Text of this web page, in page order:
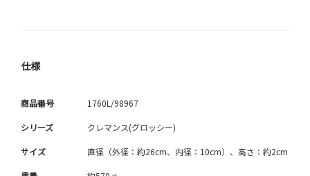
仕様
商品番号 1760L/98967
シリーズ クレマンス(グロッシー)
サイズ 直径（外径：約26cm、内径：10cm）、高さ：約2cm